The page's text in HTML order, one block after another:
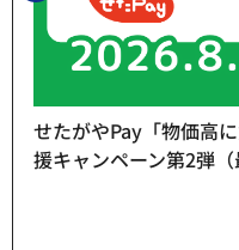
せたがやPay「物価高
援キャンペーン第2弾（